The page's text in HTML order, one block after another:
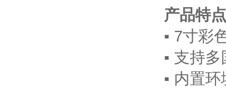
产品特点
▪ 7寸彩
▪ 支持多
▪ 内置